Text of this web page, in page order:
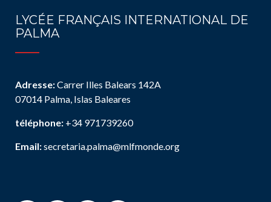
LYCÉE FRANÇAIS INTERNATIONAL DE
PALMA
Adresse:Carrer Illes Balears 142A
07014 Palma, Islas Baleares
téléphone: +34 971739260
Email:secretaria.palma@mlfmonde.org